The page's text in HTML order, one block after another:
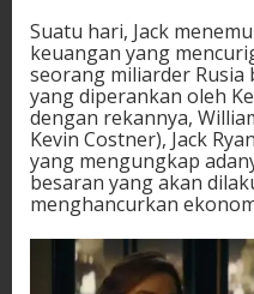
Suatu hari, Jack
keuangan yang
seorang miliarder Rusia
yang diperankan oleh
dengan rekannya,
Kevin Costner), Jack
yang mengungkap
besaran yang akan
menghancurkan